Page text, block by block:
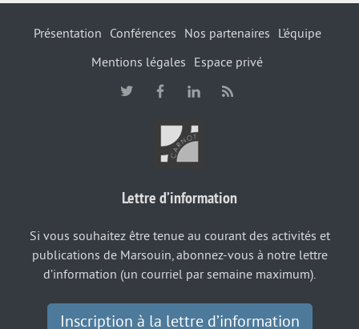
Présentation Conférences Nos partenaires
L’équipe
Mentions légales
Espace privé
Lettre d’information
Si vous souhaitez être tenue au courant des activités et
publications de Marsouin, abonnez-vous à notre lettre
d’information (un courriel par semaine maximum).
Inscription à la lettre d’information